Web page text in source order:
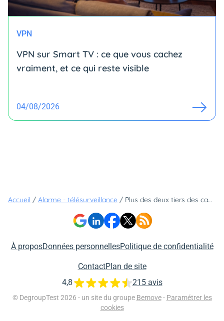
VPN
VPN sur Smart TV : ce que vous cachez
vraiment, et ce qui reste visible
04/08/2026
Accueil / Alarme - télésurveillance / Plus des deux tiers des cambrioleurs passent par la porte d'entrée - N'attendez plus pour découvrir la serrure connectée de Verisure
À proposDonnées personnellesPolitique de confidentialité
ContactPlan de site
© DegroupTest 2026 - un site du groupe Bemove - Paramétrer les
cookies
4,8 215 avis